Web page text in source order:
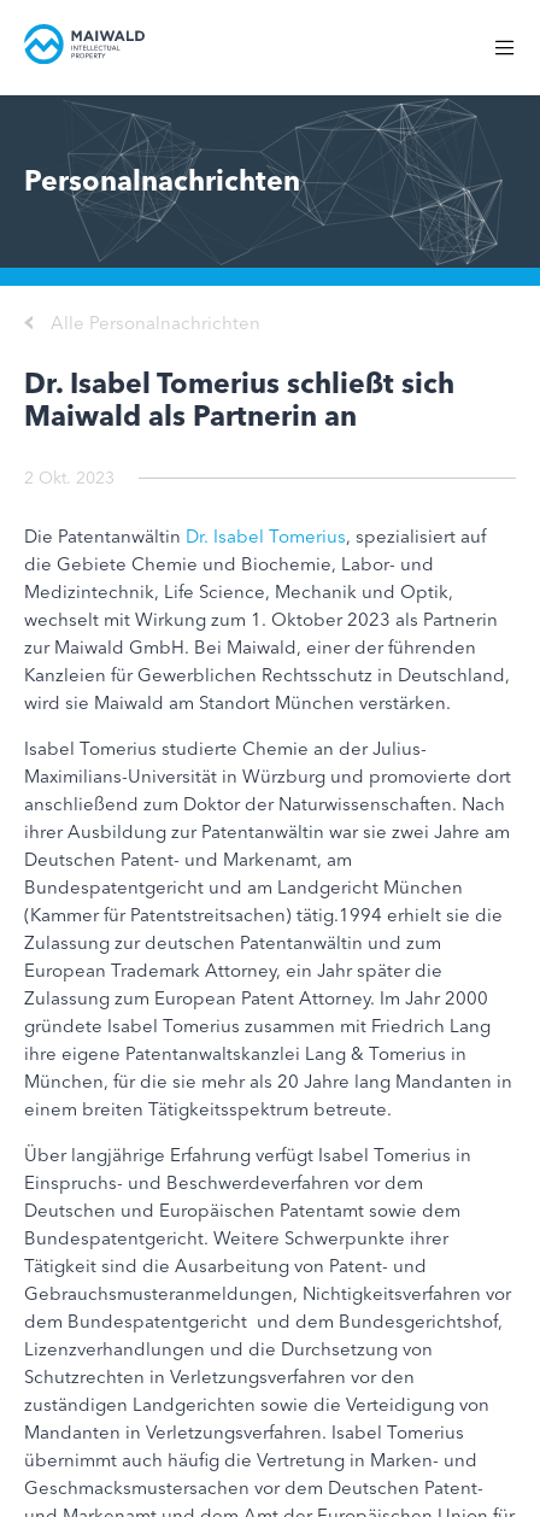
Personalnachrichten
Alle Personalnachrichten
Dr. Isabel Tomerius schließt sich
Maiwald als Partnerin an
2 Okt. 2023
Die Patentanwältin Dr. Isabel Tomerius, spezialisiert auf
die Gebiete Chemie und Biochemie, Labor- und
Medizintechnik, Life Science, Mechanik und Optik,
wechselt mit Wirkung zum 1. Oktober 2023 als Partnerin
zur Maiwald GmbH. Bei Maiwald, einer der führenden
Kanzleien für Gewerblichen Rechtsschutz in Deutschland,
wird sie Maiwald am Standort München verstärken.
Isabel Tomerius studierte Chemie an der Julius-
Maximilians-Universität in Würzburg und promovierte dort
anschließend zum Doktor der Naturwissenschaften. Nach
ihrer Ausbildung zur Patentanwältin war sie zwei Jahre am
Deutschen Patent- und Markenamt, am
Bundespatentgericht und am Landgericht München
(Kammer für Patentstreitsachen) tätig.1994 erhielt sie die
Zulassung zur deutschen Patentanwältin und zum
European Trademark Attorney, ein Jahr später die
Zulassung zum European Patent Attorney. Im Jahr 2000
gründete Isabel Tomerius zusammen mit Friedrich Lang
ihre eigene Patentanwaltskanzlei Lang & Tomerius in
München, für die sie mehr als 20 Jahre lang Mandanten in
einem breiten Tätigkeitsspektrum betreute.
Über langjährige Erfahrung verfügt Isabel Tomerius in
Einspruchs- und Beschwerdeverfahren vor dem
Deutschen und Europäischen Patentamt sowie dem
Bundespatentgericht. Weitere Schwerpunkte ihrer
Tätigkeit sind die Ausarbeitung von Patent- und
Gebrauchsmusteranmeldungen, Nichtigkeitsverfahren vor
dem Bundespatentgericht und dem Bundesgerichtshof,
Lizenzverhandlungen und die Durchsetzung von
Schutzrechten in Verletzungsverfahren vor den
zuständigen Landgerichten sowie die Verteidigung von
Mandanten in Verletzungsverfahren. Isabel Tomerius
übernimmt auch häufig die Vertretung in Marken- und
Geschmacksmustersachen vor dem Deutschen Patent-